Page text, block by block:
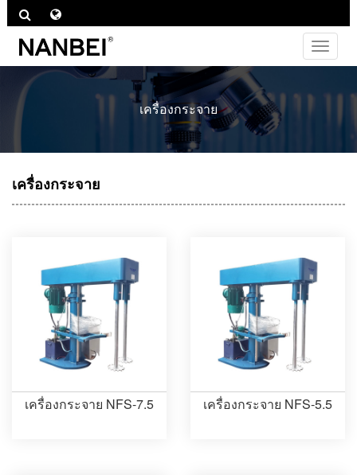
Toggle
เครื่องกระจาย
เครื่องกระจาย
เครื่องกระจาย NFS-7.5 เครื่องกระจาย NFS-5.5